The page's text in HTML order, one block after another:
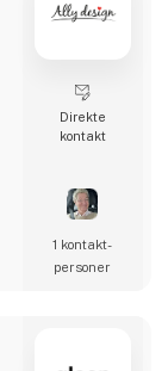
Direkte
kontakt
1 kontakt­
personer